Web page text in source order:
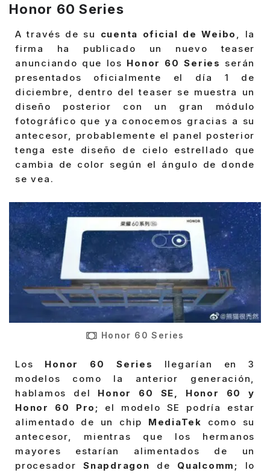
Honor 60 Series
A través de su cuenta oficial de Weibo , la
firma ha publicado un nuevo teaser
anunciando que los Honor 60 Series serán
presentados oficialmente el día 1 de
diciembre, dentro del teaser se muestra un
diseño posterior con un gran módulo
fotográfico que ya conocemos gracias a su
antecesor, probablemente el panel posterior
tenga este diseño de cielo estrellado que
cambia de color según el ángulo de donde
se vea.
Honor 60 Series
Los Honor 60 Series llegarían en 3
modelos como la anterior generación,
hablamos del Honor 60 SE, Honor 60 y
Honor 60 Pro; el modelo SE podría estar
alimentado de un chip MediaTek como su
antecesor, mientras que los hermanos
mayores estarían alimentados de un
procesadorSnapdragon de Qualcomm; lo